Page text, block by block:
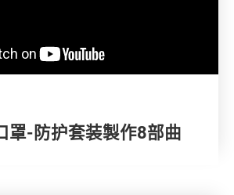
罩-防护套装製作8部曲